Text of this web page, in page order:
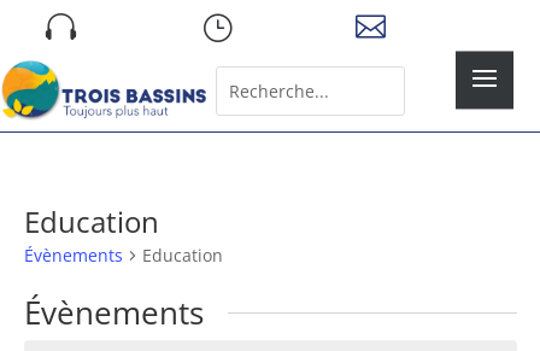
 } 
for...
Education
Évènements Education
Évènements